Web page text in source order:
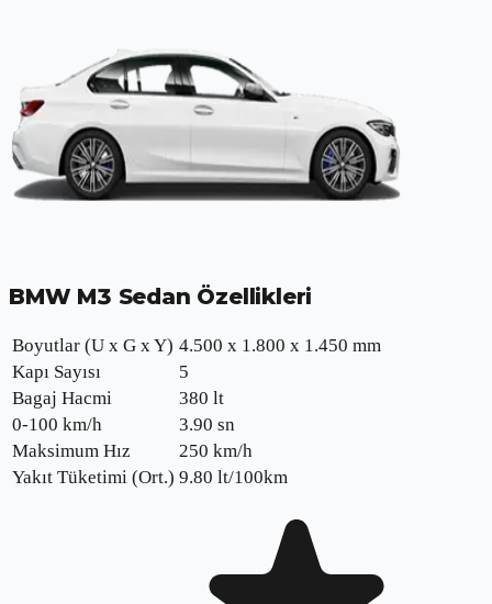
BMW M3 Sedan Özellikleri
Boyutlar (U x G x Y) 4.500 x 1.800 x 1.450 mm
Kapı Sayısı
5
Bagaj Hacmi
380 lt
0-100 km/h
3.90 sn
Maksimum Hız
250 km/h
Yakıt Tüketimi (Ort.) 9.80 lt/100km